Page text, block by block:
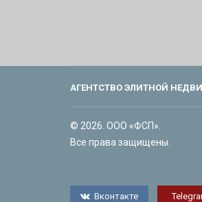
АГЕНТСТВО ЭЛИТНОЙ
© 2026. ООО «ФСП».
Все права защищены.
Вконтакте